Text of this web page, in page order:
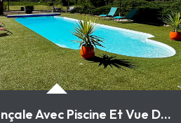
Villa Provençale Avec Piscine Et Vue Dégagée Dans Un...